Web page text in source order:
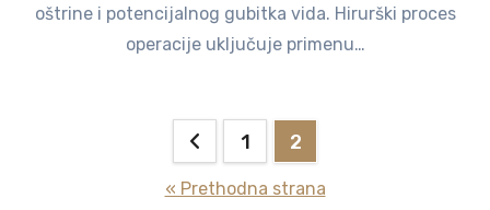
oštrine i potencijalnog gubitka vida. Hirurški proces
operacije uključuje primenu…
1 2
« Prethodna strana